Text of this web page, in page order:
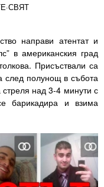
·СВЯТ
направи атентат и
в американския град
Присъствали са
след полунощ в събота
над 3-4 минути с
барикадира и взима